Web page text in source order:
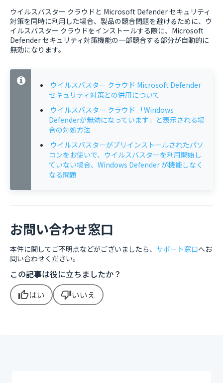
ウイルスバスター クラウドと Microsoft Defender セキュリティ
対策を同時に利用した場合、製品の競合問題を避けるために、ウ
イルスバスター クラウドをインストールする際に、Microsoft
Defender セキュリティ対策機能の一部競合する部分が自動的に
無効になります。
ウイルスバスター クラウド Microsoft Defender
セキュリティ対策との併用について
ウイルスバスター クラウド 「Windows
Defenderが無効になっています」と表示される場
合の対処方法
ウイルスバスターがプリインストールされたパソ
コンをお使いで、ウイルスバスターを利用開始し
ていない場合、Windows Defender が機能しなく
なる問題
お問い合わせ窓口
本件に関してご不明点などがございましたら、 サポート窓口へお
問い合わせください。
この記事は役に立ちましたか？
thumb_upはい thumb_downいいえ